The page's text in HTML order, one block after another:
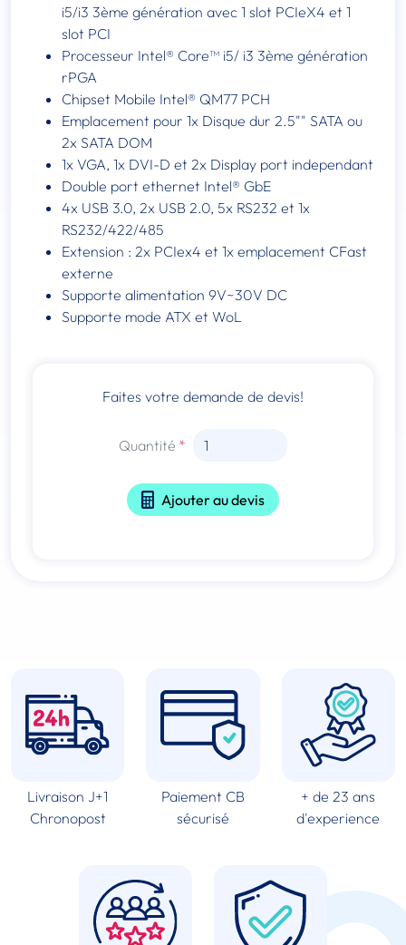
i5/i3 3ème génération avec 1 slot PCIeX4 et 1
slot PCI
Processeur Intel® Core™ i5/ i3 3ème génération
rPGA
Chipset Mobile Intel® QM77 PCH
Emplacement pour 1x Disque dur 2.5"" SATA ou
2x SATA DOM
1x VGA, 1x DVI-D et 2x Display port independant
Double port ethernet Intel® GbE
4x USB 3.0, 2x USB 2.0, 5x RS232 et 1x
RS232/422/485
Extension : 2x PCIex4 et 1x emplacement CFast
externe
Supporte alimentation 9V~30V DC
Supporte mode ATX et WoL
Faites votre demande de devis!
Quantité
Ajouter au devis
Livraison J+1
Chronopost
Paiement CB
sécurisé
+ de 23 ans
d'experience